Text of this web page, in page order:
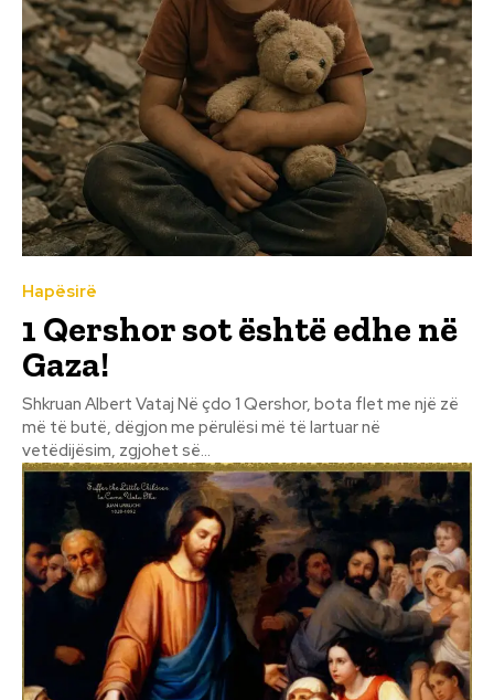
Hapësirë
1 Qershor sot është edhe në
Gaza!
Shkruan Albert Vataj Në çdo 1 Qershor, bota flet me një zë
më të butë, dëgjon me përulësi më të lartuar në
vetëdijësim, zgjohet së...